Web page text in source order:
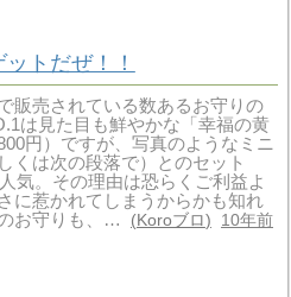
トだぜ！！
販売されている数あるお守りの
は見た目も鮮やかな「幸福の黄
円）ですが、写真のようなミニ
くは次の段落で）とのセット
気。その理由は恐らくご利益よ
に惹かれてしまうからかも知れ
お守りも、…
Koroブロ 10年前